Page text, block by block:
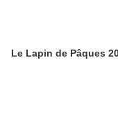
Le Lapin de Pâques